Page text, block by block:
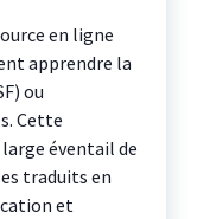
en ligne
apprendre la
ou
Cette
éventail de
traduits en
et